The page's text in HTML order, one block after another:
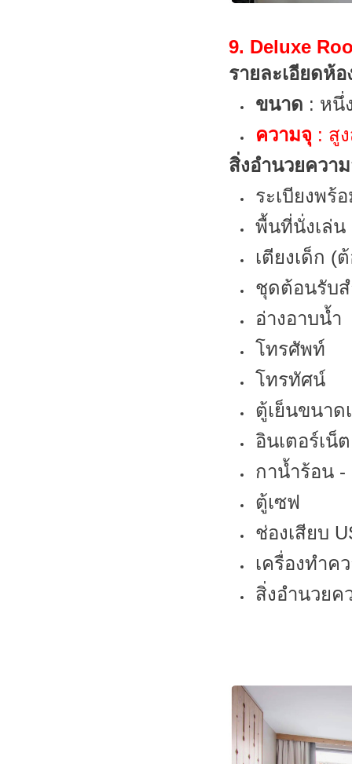
9. Deluxe
รายละเอียดห้อ
ขนาด : หนึ่
ความจุ : สู
สิ่งอำนวยควา
ระเบียงพร้
พื้นที่นั่งเล่น
เตียงเด็ก (
ชุดต้อนรับส
อ่างอาบน้ำ
โทรศัพท์
โทรทัศน์
ตู้เย็นขนาด
อินเตอร์เน็ต
กาน้ำร้อน
ตู้เซฟ
ช่องเสียบ
เครื่องทำค
สิ่งอำนวยค